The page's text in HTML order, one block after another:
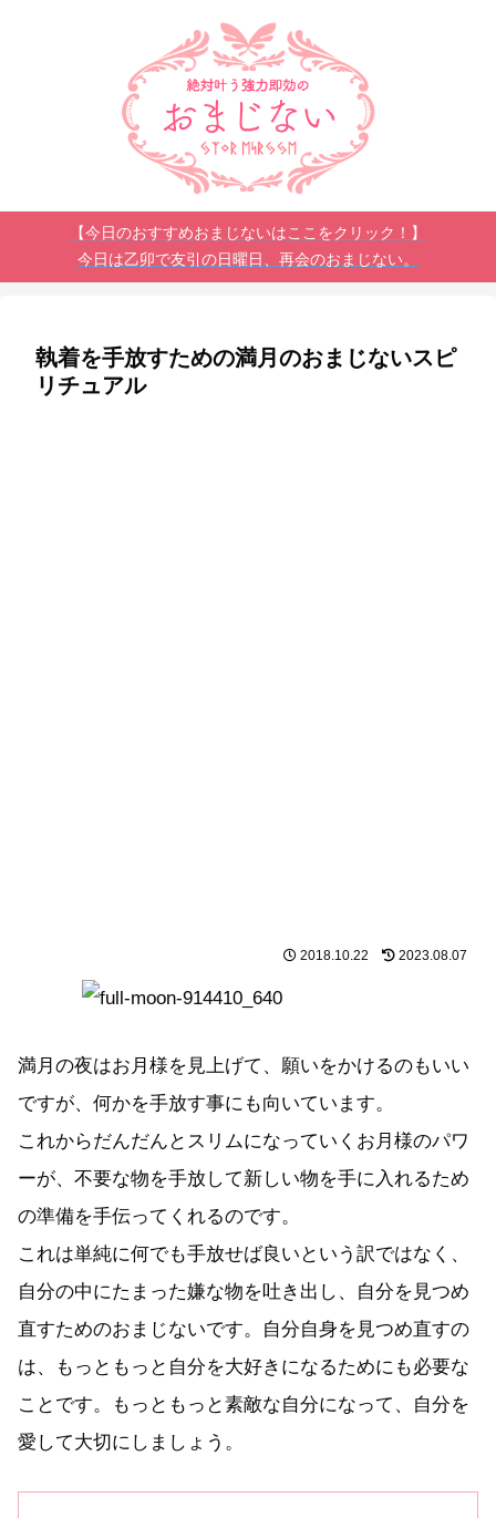
【今日のおすすめおまじないはここをクリック！】
今日は乙卯で友引の日曜日、再会のおまじない。
執着を手放すための満月のおまじないスピ
リチュアル
2018.10.22 2023.08.07
満月の夜はお月様を見上げて、願いをかけるのもいい
ですが、何かを手放す事にも向いています。
これからだんだんとスリムになっていくお月様のパワ
ーが、不要な物を手放して新しい物を手に入れるため
の準備を手伝ってくれるのです。
これは単純に何でも手放せば良いという訳ではなく、
自分の中にたまった嫌な物を吐き出し、自分を見つめ
直すためのおまじないです。自分自身を見つめ直すの
は、もっともっと自分を大好きになるためにも必要な
ことです。もっともっと素敵な自分になって、自分を
愛して大切にしましょう。